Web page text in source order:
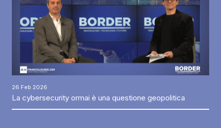
26 Feb 2026
La cybersecurity ormai è una questione geopolitica